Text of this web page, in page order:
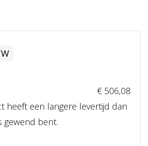
€ 506,08
heeft een langere levertijd dan
gewend bent.